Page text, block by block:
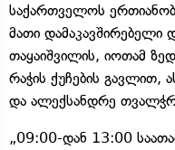
საქართველოს
მათი დამაკავშირებელი
თაყაიშვილის, იოთამ
რაჭის ქუჩების გავლით,
და ალექსანდრე
„09:00-დან 13:00